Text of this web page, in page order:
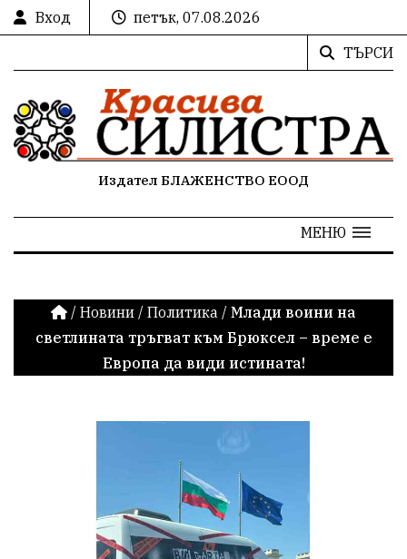
Вход
петък, 07.08.2026
ТЪРСИ
Издател БЛАЖЕНСТВО ЕООД
МЕНЮ
/ Новини / Политика / Млади воини на
светлината тръгват към Брюксел – време е
Европа да види истината!